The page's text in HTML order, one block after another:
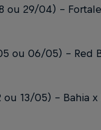
ou 29/04) –
ou 06/05) – Red
ou 13/05) – Bahia